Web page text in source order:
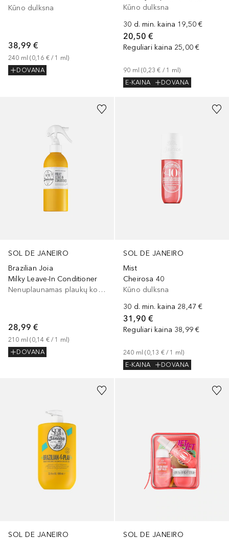
Kūno dulksna
38,99 €
240 ml (0,16 € / 1 ml)
DOVANA
Kūno dulksna
30 d. min. kaina 19,50 €
20,50 €
Reguliari kaina 25,00 €
90 ml (0,23 € / 1 ml)
E-KAINA
DOVANA
SOL DE JANEIRO
Brazilian Joia
Milky Leave-In Conditioner
Nenuplaunamas plaukų kondicionierius
28,99 €
210 ml (0,14 € / 1 ml)
DOVANA
SOL DE JANEIRO
Mist
Cheirosa 40
Kūno dulksna
30 d. min. kaina 28,47 €
31,90 €
Reguliari kaina 38,99 €
240 ml (0,13 € / 1 ml)
E-KAINA
DOVANA
SOL DE JANEIRO
SOL DE JANEIRO